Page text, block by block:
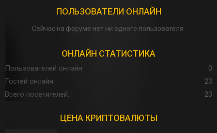
ПОЛЬЗОВАТЕЛИ ОНЛАЙН
Сейчас на форуме нет ни одного пользователя.
ОНЛАЙН СТАТИСТИКА
Пользователей онлайн
0
Гостей онлайн
23
Всего посетителей
23
ЦЕНА КРИПТОВАЛЮТЫ